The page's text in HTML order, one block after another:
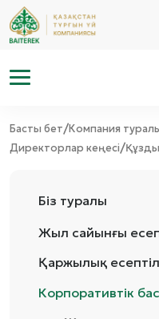
Басты бет/Компания
Директорлар кеңесі/
Біз туралы
Жыл сайынғы
Қаржылық
Корпоративтік